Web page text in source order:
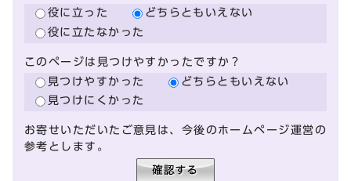
役に立った
どちらともいえない
役に立たなかった
このページは見つけやすかったですか？
見つけやすかった
どちらともいえない
見つけにくかった
お寄せいただいたご意見は、今後のホームページ運営の
参考とします。